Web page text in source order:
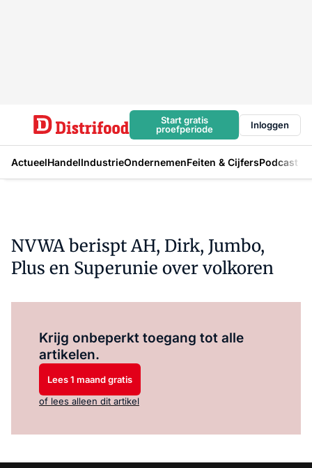
Start gratis
proefperiode
Inloggen
ActueelHandelIndustrieOndernemenFeiten & CijfersPodcast
NVWA berispt AH, Dirk, Jumbo,
Plus en Superunie over volkoren
Krijg onbeperkt toegang tot alle
artikelen.
Lees 1 maand gratis
of lees alleen dit artikel